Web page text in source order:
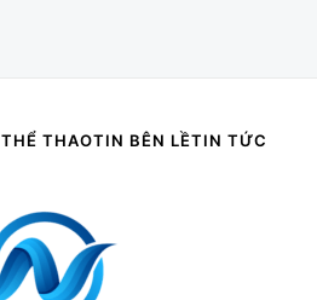
THỂ THAOTIN BÊN LỀTIN TỨC